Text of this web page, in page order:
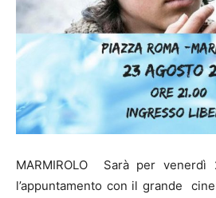
MARMIROLO Sarà per
l’appuntamento con il grande